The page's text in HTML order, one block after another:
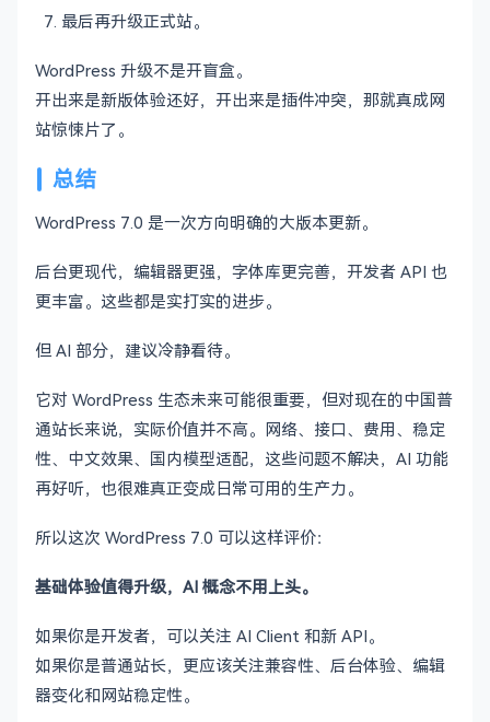
最后再升级正式站。
WordPress 升级不是开盲盒。
开出来是新版体验还好，开出来是插件冲突，那就真成网
站惊悚片了。
总结
WordPress 7.0 是一次方向明确的大版本更新。
后台更现代，编辑器更强，字体库更完善，开发者 API 也
更丰富。这些都是实打实的进步。
但 AI 部分，建议冷静看待。
它对 WordPress 生态未来可能很重要，但对现在的中国普
通站长来说，实际价值并不高。网络、接口、费用、稳定
性、中文效果、国内模型适配，这些问题不解决，AI 功能
再好听，也很难真正变成日常可用的生产力。
所以这次 WordPress 7.0 可以这样评价：
基础体验值得升级，AI 概念不用上头。
如果你是开发者，可以关注 AI Client 和新 API。
如果你是普通站长，更应该关注兼容性、后台体验、编辑
器变化和网站稳定性。